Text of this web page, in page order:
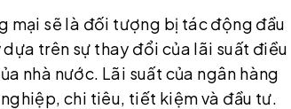
mại sẽ là đối tượng bị tác động đầu
trên sự thay đổi của lãi suất điều
nhà nước. Lãi suất của ngân hàng
chi tiêu, tiết kiệm và đầu tư.